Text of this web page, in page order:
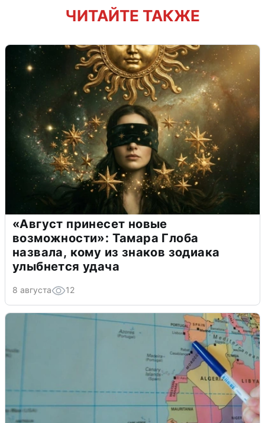
ЧИТАЙТЕ ТАКЖЕ
«Август принесет новые
возможности»: Тамара Глоба
назвала, кому из знаков зодиака
улыбнется удача
8 августа 12